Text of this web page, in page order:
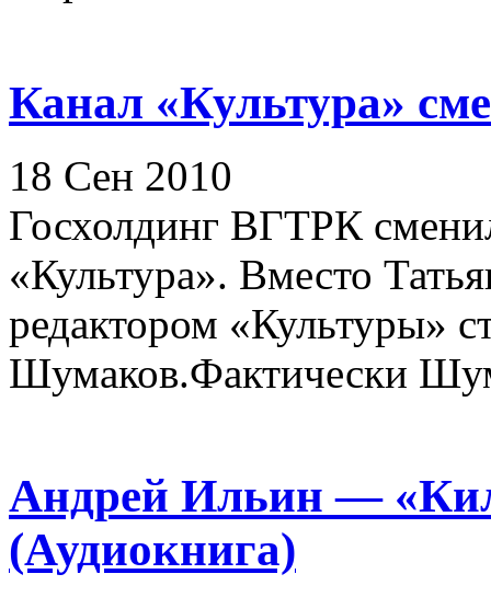
Канал «Культура»
18 Сен 2010
Госхолдинг ВГТРК
«Культура». Вместо
редактором «Культуры»
Шумаков.Фактически
Андрей Ильин —
(Аудиокнига)